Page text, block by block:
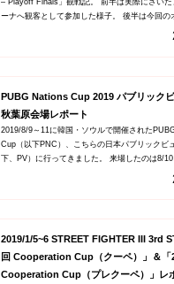
– Playoff Finals」観戦記。 前半は実際にさいた
ーナへ観客として参加した様子。 後半は今回の
PUBG Nations Cup 2019 パブリック
秋葉原会場レポート
2019/8/9～11に韓国・ソウルで開催された
Cup（以下PNC）、こちらの日本パブリックビ
下、PV）に行ってきました。 来場したのは8/
ーティングもある２日間です。 （この２日を
2019/1/5~6 STREET FIGHTER III 3rd
回 Cooperation Cup（クーペ）」＆「
Cooperation Cup（プレクーペ）」レ